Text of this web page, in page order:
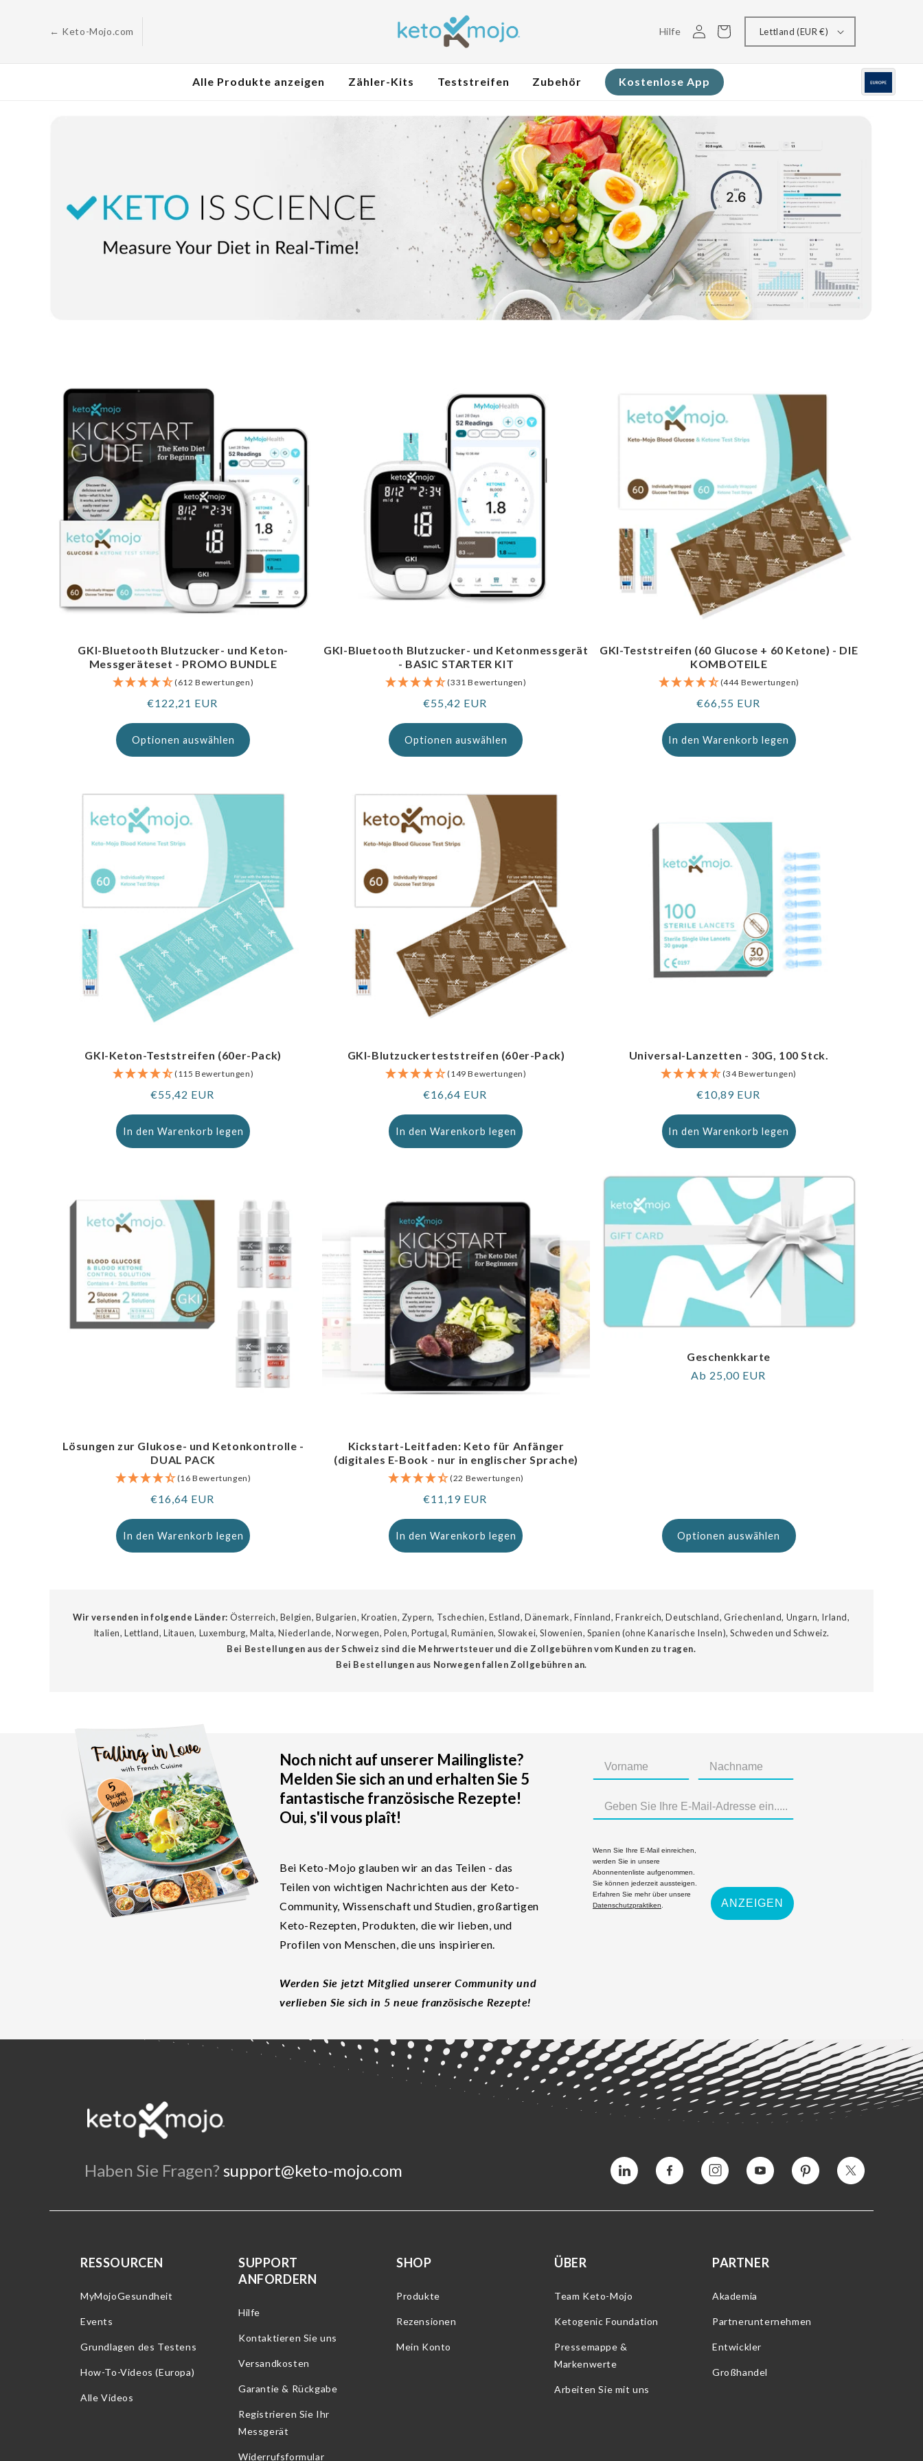
springen← Keto-Mojo.com HilfeEinloggenWarenkorb Lettland (EUR €)
Alle Produkte anzeigen Zähler-Kits Teststreifen Zubehör Kostenlose App
GKI-Bluetooth Blutzucker- und Keton-
Messgeräteset - PROMO BUNDLE
(612 Bewertungen)
Regulärer
€122,21 EUR
Optionen auswählen
GKI-Bluetooth Blutzucker- und Ketonmessgerät
- BASIC STARTER KIT
(331 Bewertungen)
Regulärer
€55,42 EUR
Optionen auswählen
GKI-Teststreifen (60 Glucose + 60 Ketone) - DIE
KOMBOTEILE
(444 Bewertungen)
Regulärer
€66,55 EUR
In den Warenkorb legen
GKI-Keton-Teststreifen (60er-Pack)
(115 Bewertungen)
Regulärer
€55,42 EUR
In den Warenkorb legen
GKI-Blutzuckerteststreifen (60er-Pack)
(149 Bewertungen)
Regulärer
€16,64 EUR
In den Warenkorb legen
Universal-Lanzetten - 30G, 100 Stck.
(34 Bewertungen)
Regulärer
€10,89 EUR
In den Warenkorb legen
Lösungen zur Glukose- und Ketonkontrolle -
DUAL PACK
(16 Bewertungen)
Regulärer
€16,64 EUR
In den Warenkorb legen
Kickstart-Leitfaden: Keto für Anfänger
(digitales E-Book - nur in englischer Sprache)
(22 Bewertungen)
Regulärer
€11,19 EUR
In den Warenkorb legen
Geschenkkarte
Regulärer
Ab 25,00 EUR
Optionen auswählen
Wir versenden in folgende Länder: Österreich, Belgien, Bulgarien, Kroatien, Zypern, Tschechien, Estland, Dänemark, Finnland, Frankreich, Deutschland, Griechenland, Ungarn, Irland,
Italien, Lettland, Litauen, Luxemburg, Malta, Niederlande, Norwegen, Polen, Portugal, Rumänien, Slowakei, Slowenien, Spanien (ohne Kanarische Inseln), Schweden und Schweiz.
Bei Bestellungen aus der Schweiz sind die Mehrwertsteuer und die Zollgebühren vom Kunden zu tragen.
Bei Bestellungen aus Norwegen fallen Zollgebühren an.
Noch nicht auf unserer Mailingliste?
Melden Sie sich an und erhalten Sie 5
fantastische französische Rezepte!
Oui, s'il vous plaît!
Bei Keto-Mojo glauben wir an das Teilen - das
Teilen von wichtigen Nachrichten aus der Keto-
Community, Wissenschaft und Studien, großartigen
Keto-Rezepten, Produkten, die wir lieben, und
Profilen von Menschen, die uns inspirieren.
Werden Sie jetzt Mitglied unserer Community und
verlieben Sie sich in 5 neue französische Rezepte!
Wenn Sie Ihre E-Mail einreichen,
werden Sie in unsere
Abonnentenliste aufgenommen.
Sie können jederzeit aussteigen.
Erfahren Sie mehr über unsere
Datenschutzpraktiken. ANZEIGEN
Haben Sie Fragen? support@keto-mojo.com Vimeo Facebook InstagramYouTube InteresseTwitter
RESSOURCEN
MyMojoGesundheit
Events
Grundlagen des Testens
How-To-Videos (Europa)
Alle Videos
SUPPORT
ANFORDERN
Hilfe
Kontaktieren Sie uns
Versandkosten
Garantie & Rückgabe
Registrieren Sie Ihr
Messgerät
Widerrufsformular
SHOP
Produkte
Rezensionen
Mein Konto
ÜBER
Team Keto-Mojo
Ketogenic Foundation
Pressemappe &
Markenwerte
Arbeiten Sie mit uns
PARTNER
Akademia
Partnerunternehmen
Entwickler
Großhandel